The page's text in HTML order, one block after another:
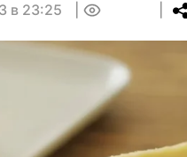
в 23:25